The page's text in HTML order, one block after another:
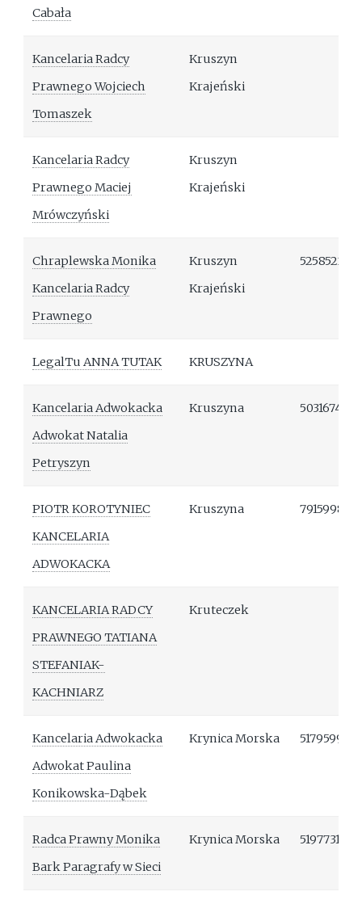
Cabała
Kancelaria Radcy
Prawnego Wojciech
Tomaszek
Kruszyn
Krajeński
Kancelaria Radcy
Prawnego Maciej
Mrówczyński
Kruszyn
Krajeński
Chraplewska Monika
Kancelaria Radcy
Prawnego
Kruszyn
Krajeński
525852230
LegalTu ANNA TUTAK KRUSZYNA
Kancelaria Adwokacka
Adwokat Natalia
Petryszyn
Kruszyna 503167459
PIOTR KOROTYNIEC
KANCELARIA
ADWOKACKA
Kruszyna 791599809
KANCELARIA RADCY
PRAWNEGO TATIANA
STEFANIAK-
KACHNIARZ
Kruteczek
Kancelaria Adwokacka
Adwokat Paulina
Konikowska-Dąbek
Krynica Morska 517959995
Radca Prawny Monika
Bark Paragrafy w Sieci
Krynica Morska 519773149